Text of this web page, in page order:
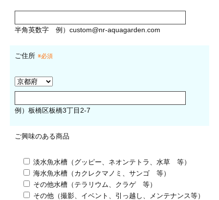
半角英数字 例） custom@nr-aquagarden.com
ご住所 ※必須
例）板橋区板橋3丁目2-7
ご興味のある商品
淡水魚水槽（グッピー、ネオンテトラ、水草 等）
海水魚水槽（カクレクマノミ、サンゴ 等）
その他水槽（テラリウム、クラゲ 等）
その他（撮影、イベント、引っ越し、メンテナンス等）